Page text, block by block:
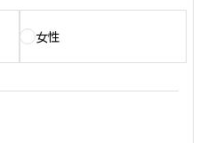
女性